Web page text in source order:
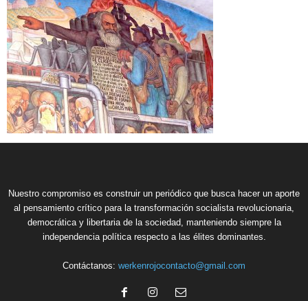
Nuestro compromiso es construir un periódico que busca hacer un aporte
al pensamiento crítico para la transformación socialista revolucionaria,
democrática y libertaria de la sociedad, manteniendo siempre la
independencia política respecto a las élites dominantes.
Contáctanos: werkenrojocontacto@gmail.com